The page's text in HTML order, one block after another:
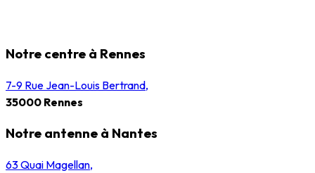
Notre centre à Rennes
7-9 Rue Jean-Louis Bertrand,
35000 Rennes
Notre antenne à Nantes
63 Quai Magellan,